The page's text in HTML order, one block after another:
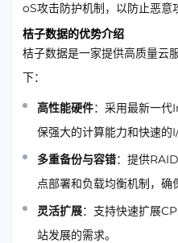
oS攻击防护机制，以防止恶意
桔子数据的优势介绍
桔子数据是一家提供高质量云
下：
高性能硬件：采用最新一
保强大的计算能力和快速的I/
多重备份与容错：提供
点部署和负载均衡机制，确
灵活扩展：支持快速扩展
站发展的需求。